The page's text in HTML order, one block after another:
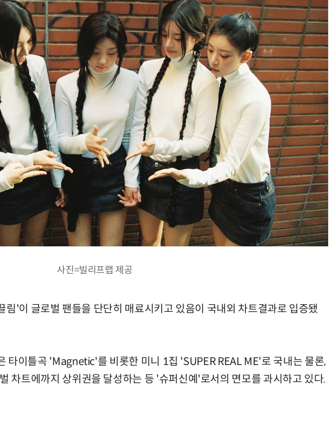
사진=빌리프랩 제공
'이 글로벌 팬들을 단단히 매료시키고 있음이 국내외 차트결과로 입증됐
타이틀곡 'Magnetic'를 비롯한 미니 1집 'SUPER REAL ME'로 국내는 물론,
차트에까지 상위권을 달성하는 등 '슈퍼신예'로서의 면모를 과시하고 있다.